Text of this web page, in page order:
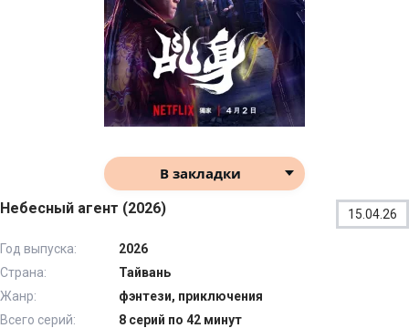
В закладки
Небесный агент (2026) 15.04.26
Год выпуска:
2026
Страна:
Тайвань
Жанр:
фэнтези, приключения
Всего серий:
8 серий по 42 минут